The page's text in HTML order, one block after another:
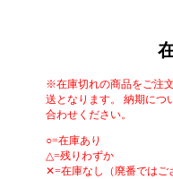
※在庫切れの商品をご注
送となります。 納期につ
合わせください。
○=在庫あり
△=残りわずか
✕=在庫なし（廃番ではご